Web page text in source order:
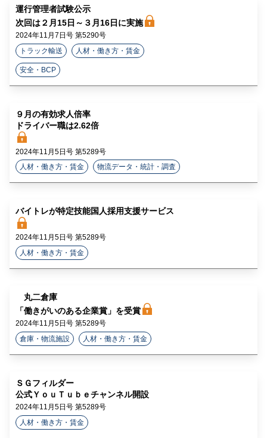
運行管理者試験公示
次回は２月15日～３月16日に実施
2024年11月7日号 第5290号
トラック輸送
人材・働き方・賃金
安全・BCP
９月の有効求人倍率
ドライバー職は2.62倍
2024年11月5日号 第5289号
人材・働き方・賃金
物流データ・統計・調査
バイトレが特定技能国人採用支援サービス
2024年11月5日号 第5289号
人材・働き方・賃金
丸二倉庫
「働きがいのある企業賞」を受賞
2024年11月5日号 第5289号
倉庫・物流施設
人材・働き方・賃金
ＳＧフィルダー
公式ＹｏｕＴｕｂｅチャンネル開設
2024年11月5日号 第5289号
人材・働き方・賃金